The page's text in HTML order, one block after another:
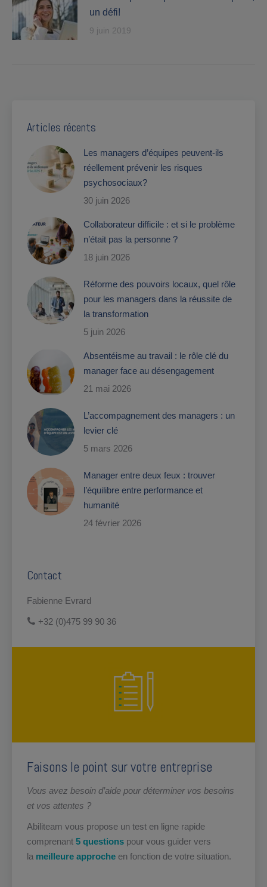
un défi!
9 juin 2019
Articles récents
Les managers d’équipes peuvent-ils
réellement prévenir les risques
psychosociaux?
30 juin 2026
Collaborateur difficile : et si le problème
n’était pas la personne ?
18 juin 2026
Réforme des pouvoirs locaux, quel rôle
pour les managers dans la réussite de
la transformation
5 juin 2026
Absentéisme au travail : le rôle clé du
manager face au désengagement
21 mai 2026
L’accompagnement des managers : un
levier clé
5 mars 2026
Manager entre deux feux : trouver
l’équilibre entre performance et
humanité
24 février 2026
Contact
Fabienne Evrard
+32 (0)475 99 90 36
Faisons le point sur votre entreprise
Vous avez besoin d’aide pour déterminer vos besoins
et vos attentes ?
Abiliteam vous propose un test en ligne rapide
comprenant 5 questions pour vous guider vers
la meilleure approche en fonction de votre situation.